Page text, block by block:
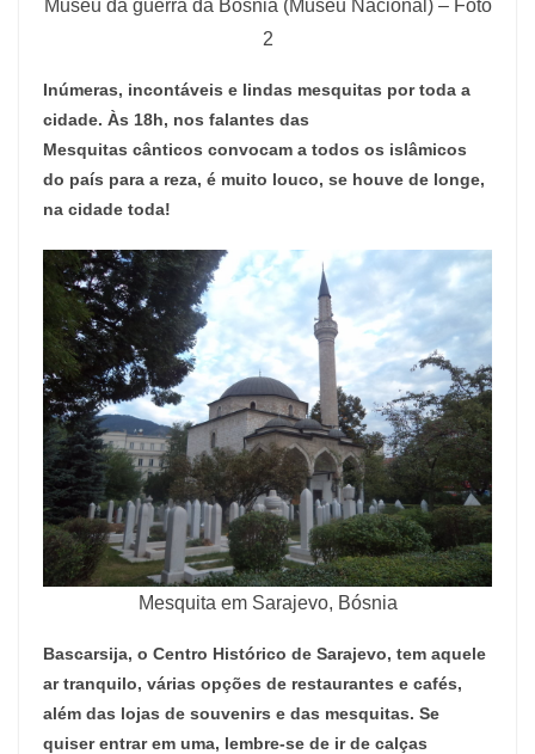
Museu da guerra da Bósnia (Museu Nacional) – Foto
2
Inúmeras, incontáveis e lindas mesquitas por toda a
cidade. Às 18h, nos falantes das
Mesquitas cânticos convocam a todos os islâmicos
do país para a reza, é muito louco, se houve de longe,
na cidade toda!
Mesquita em Sarajevo, Bósnia
Bascarsija, o Centro Histórico de Sarajevo, tem aquele
ar tranquilo, várias opções de restaurantes e cafés,
além das lojas de souvenirs e das mesquitas. Se
quiser entrar em uma, lembre-se de ir de calças